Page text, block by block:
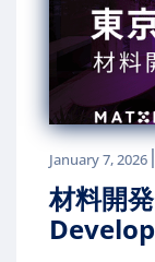
January 7, 2026 |
材料開